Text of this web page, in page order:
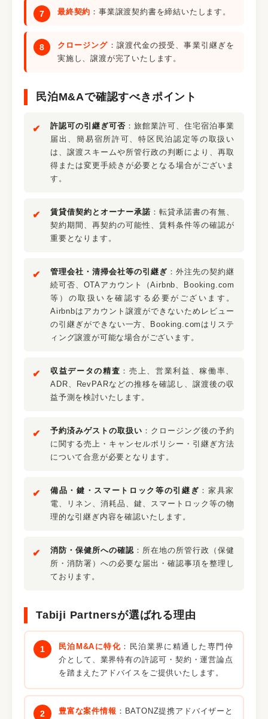
最終契約 ：事業譲渡契約書を締結いたします。
クロージング ：譲渡代金の授受、事業引継ぎを
実施し、譲渡が完了いたします。
民泊M&Aで確認すべきポイント
許認可の引継ぎ可否 ：旅館業許可、住宅宿泊事業
届出、簡易宿所許可、特区民泊認定等の取扱い
は、譲渡スキームや所管行政の判断により、再取
得または変更手続きが必要となる場合がございま
す。
賃貸借契約とオーナー承諾 ：転貸承諾書の有無、
契約期間、再契約の可能性、賃料条件等の確認が
重要となります。
管理会社・清掃会社等の引継ぎ ：外注先の契約継
続可否、OTAアカウント（Airbnb、Booking.com
等）の取扱いを確認する必要がございます。
Airbnbはアカウント譲渡ができないためレビュー
の引継ぎができない一方、Booking.comはリステ
ィング譲渡が可能な場合がございます。
収益データの精査 ：売上、営業利益、稼働率、
ADR、RevPARなどの推移を確認し、譲渡後の収
益予測を検討いたします。
予約済みゲストの取扱い ：クロージング後の予約
に関する売上・キャンセルポリシー・引継ぎ方法
について合意が必要となります。
備品・鍵・スマートロック等の引継ぎ ：家具家
電、リネン、消耗品、鍵、スマートロック等の物
理的な引継ぎ内容を確認いたします。
消防・保健所への確認 ：所在地の所管行政（保健
所・消防署）への必要な届出・確認事項を整理し
ております。
Tabiji Partnersが選ばれる理由
民泊M&Aに特化 ：民泊業界に精通した専門仲
介として、業界特有の許認可・契約・運営論点
を踏まえたアドバイスをご提供いたします。
豊富な案件情報 ：BATONZ提携アドバイザーと